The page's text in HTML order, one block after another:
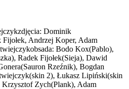
Dominik
Andrzej Koper, Adam
Bodo Kox(Pablo),
Radek Fijołek(Sieja), Dawid
Rzeźnik), Bogdan
2), Łukasz Lipiński(skin
Zych(Plank), Adam